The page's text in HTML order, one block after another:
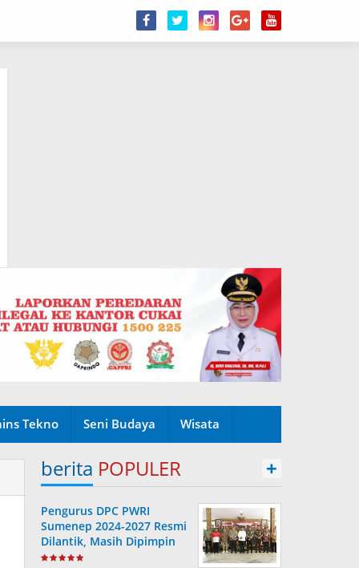
Tekno Seni Budaya Wisata
berita POPULER +
Pengurus DPC PWRI
Sumenep 2024-2027 Resmi
Dilantik, Masih Dipimpin
Rusydiyono